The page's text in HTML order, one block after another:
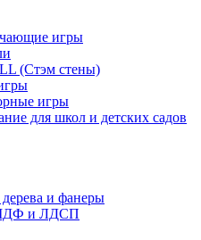
игры
(Cтэм стены)
игры
для школ и детских садов
дерева и фанеры
МДФ и ЛДСП